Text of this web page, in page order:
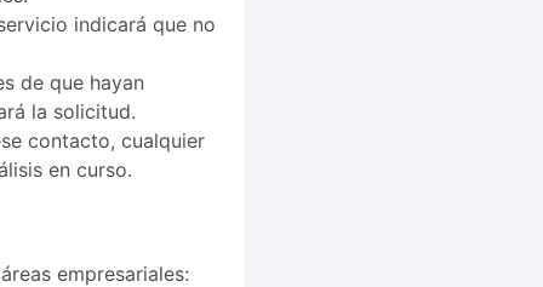
indicará que no
de que hayan
la solicitud.
contacto, cualquier
en curso.
empresariales: